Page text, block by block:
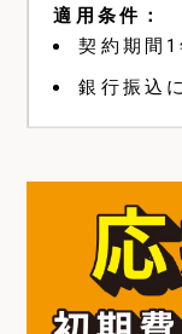
契約期間1
銀行振込